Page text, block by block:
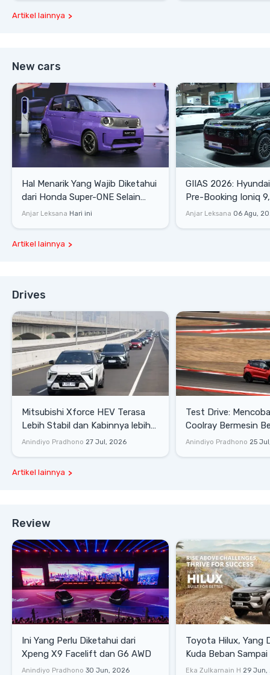
Artikel lainnya
New cars
Hal Menarik Yang Wajib Diketahui
dari Honda Super-ONE Selain
Harga
Anjar Leksana Hari ini
GIIAS 2026:
Pre-Booking Ioniq
Rp1,49 Miliar
Anjar Leksana 06 Agu,
Artikel lainnya
Drives
Mitsubishi Xforce HEV Terasa
Lebih Stabil dan Kabinnya lebih
Senyap
Anindiyo Pradhono 27 Jul, 2026
Test Drive: Mencoba Geely
Coolray Bermesin
di Sirkuit Mandalika
Anindiyo Pradhono 25
Artikel lainnya
Review
Ini Yang Perlu Diketahui dari
Xpeng X9 Facelift dan G6 AWD
Anindiyo Pradhono 30 Jun, 2026
Toyota Hilux, Yang
Kuda Beban
Lifestyle
Eka Zulkarnain H 29 Jun,